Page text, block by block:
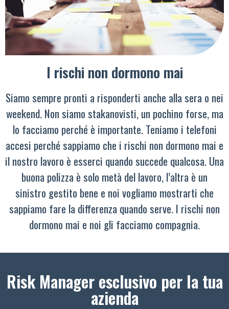
I rischi non dormono mai
Siamo sempre pronti a risponderti anche alla sera o nei
weekend. Non siamo stakanovisti, un pochino forse, ma
lo facciamo perché è importante. Teniamo i telefoni
accesi perché sappiamo che i rischi non dormono mai e
il nostro lavoro è esserci quando succede qualcosa. Una
buona polizza è solo metà del lavoro, l’altra è un
sinistro gestito bene e noi vogliamo mostrarti che
sappiamo fare la differenza quando serve. I rischi non
dormono mai e noi gli facciamo compagnia.
Risk Manager esclusivo per la tua
azienda